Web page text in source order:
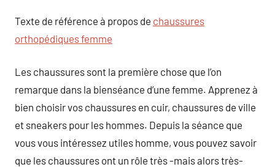
Texte de référence à propos de chaussures
orthopédiques femme
Les chaussures sont la première chose que l’on
remarque dans la bienséance d’une femme. Apprenez à
bien choisir vos chaussures en cuir, chaussures de ville
et sneakers pour les hommes. Depuis la séance que
vous vous intéressez utiles homme, vous pouvez savoir
que les chaussures ont un rôle très -mais alors très-